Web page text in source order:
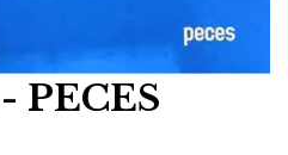
PECES